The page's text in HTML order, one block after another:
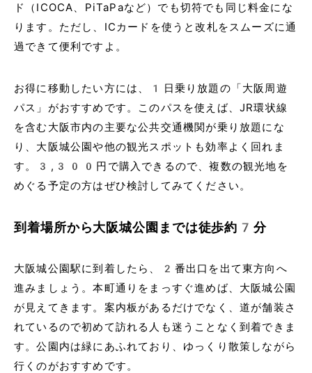
ド（ICOCA、PiTaPaなど）でも切符でも同じ料金にな
ります。ただし、ICカードを使うと改札をスムーズに通
過できて便利ですよ。
お得に移動したい方には、1日乗り放題の「大阪周遊
パス」がおすすめです。このパスを使えば、JR環状線
を含む大阪市内の主要な公共交通機関が乗り放題にな
り、大阪城公園や他の観光スポットも効率よく回れま
す。3,300円で購入できるので、複数の観光地を
めぐる予定の方はぜひ検討してみてください。
到着場所から大阪城公園までは徒歩約7分
大阪城公園駅に到着したら、2番出口を出て東方向へ
進みましょう。本町通りをまっすぐ進めば、大阪城公園
が見えてきます。案内板があるだけでなく、道が舗装さ
れているので初めて訪れる人も迷うことなく到着できま
す。公園内は緑にあふれており、ゆっくり散策しながら
行くのがおすすめです。